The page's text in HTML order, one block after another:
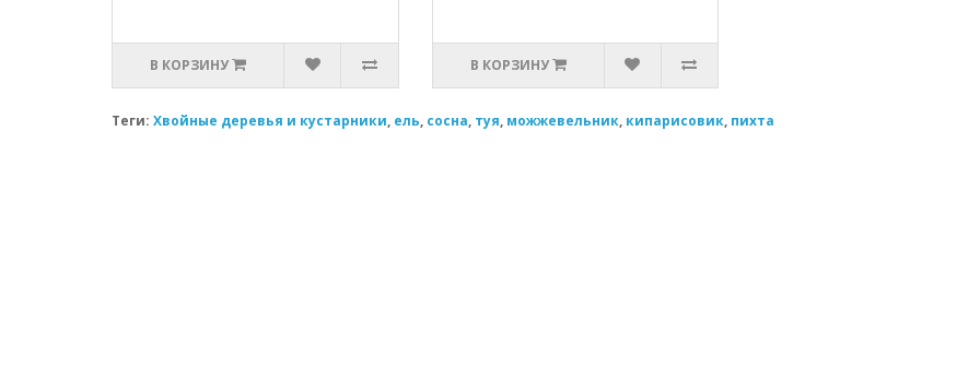
В КОРЗИНУ В КОРЗИНУ
Теги: Хвойные деревья и кустарники, ель, сосна, туя, можжевельник, кипарисовик, пихта